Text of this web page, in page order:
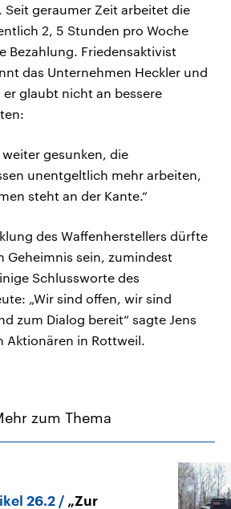
Seit geraumer Zeit arbeitet die
2, 5 Stunden pro Woche
Bezahlung. Friedensaktivist
das Unternehmen Heckler und
glaubt nicht an bessere
weiter gesunken, die
unentgeltlich mehr arbeiten,
steht an der Kante.“
des Waffenherstellers dürfte
Geheimnis sein, zumindest
Schlussworte des
„Wir sind offen, wir sind
zum Dialog bereit“ sagte Jens
Aktionären in Rottweil.
zum Thema
26.2
„Zur